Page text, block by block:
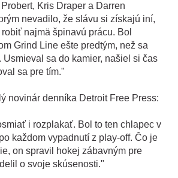
Kris Draper a Darren
nevadilo, že slávu si získajú iní,
najmä špinavú prácu. Bol
Grind Line ešte predtým, než sa
Usmieval sa do kamier, našiel si čas
sa pre tím."
novinár denníka Detroit Free Press:
i rozplakať. Bol to ten chlapec v
každom vypadnutí z play-off. Čo je
on spravil hokej zábavným pre
o svoje skúsenosti."